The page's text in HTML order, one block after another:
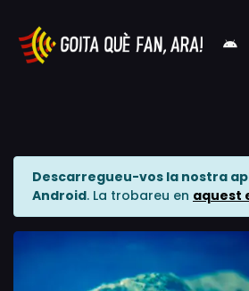
Descarregueu-vos la nostra
Android. La trobareu en aquest